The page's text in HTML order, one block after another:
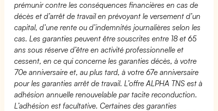
prémunir contre les conséquences financières en cas de
décès et d’arrêt de travail en prévoyant le versement d’un
capital, d’une rente ou d’indemnités journalières selon les
cas. Les garanties peuvent être souscrites entre 18 et 65
ans sous réserve d’être en activité professionnelle et
cessent, en ce qui concerne les garanties décès, à votre
70e anniversaire et, au plus tard, à votre 67e anniversaire
pour les garanties arrêt de travail. L’offre ALPHA TNS est à
adhésion annuelle renouvelable par tacite reconduction.
L’adhésion est facultative. Certaines des garanties